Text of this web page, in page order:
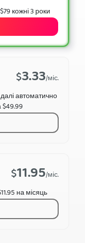
$11.95/міс.
на місяць
кожні 3 роки
$3.33/міс.
автоматично
$49.99